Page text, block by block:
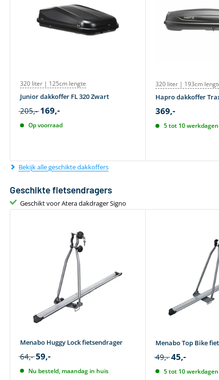
320 liter | 125cm lengte
Junior dakkoffer FL 320 Zwart
205,- 169,-
Op voorraad
320 liter | 193cm
Hapro dakkoffer
369,-
5 tot 10
Bekijk alle geschikte dakkoffers
Geschikte fietsendragers
Geschikt voor Atera dakdrager Signo
Menabo Huggy Lock fietsendrager
64,- 59,-
Nu besteld, maandag in huis
Menabo Top Bike
49,- 45,-
5 tot 10